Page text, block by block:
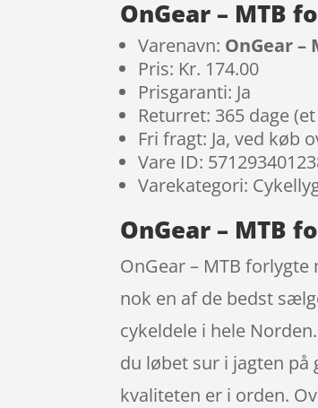
OnGear – MTB
Varenavn: OnGear –
Pris: Kr. 174.00
Prisgaranti: Ja
Returret: 365 dage
Fri fragt: Ja, ved køb
Vare ID:
Varekategori:
OnGear – MTB
OnGear – MTB
nok en af de bedst
cykeldele i hele
du løbet sur i jagten
kvaliteten er i orden.